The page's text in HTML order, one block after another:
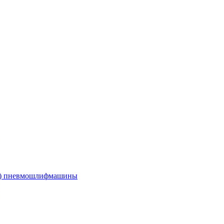
пневмошлифмашины